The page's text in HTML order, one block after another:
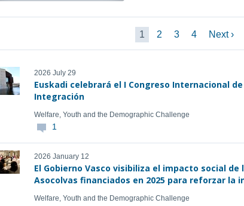
1 2 3 4 Next ›
2026 July 29
Euskadi celebrará el I Congreso Internacional
Integración
Welfare, Youth and the Demographic Challenge
1
2026 January 12
El Gobierno Vasco visibiliza el impacto social
Asocolvas financiados en 2025 para reforzar la
Welfare, Youth and the Demographic Challenge